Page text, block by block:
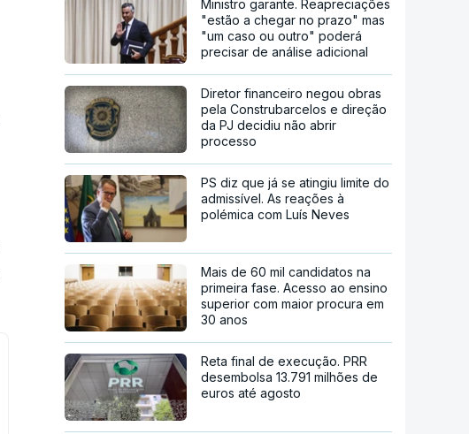
Ministro garante. Reapreciações
"estão a chegar no prazo" mas
"um caso ou outro" poderá
precisar de análise adicional
Diretor financeiro negou obras
pela Construbarcelos e direção
da PJ decidiu não abrir
processo
PS diz que já se atingiu limite do
admissível. As reações à
polémica com Luís Neves
Mais de 60 mil candidatos na
primeira fase. Acesso ao ensino
superior com maior procura em
30 anos
Reta final de execução. PRR
desembolsa 13.791 milhões de
euros até agosto